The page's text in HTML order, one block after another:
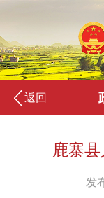
返回
鹿寨
发